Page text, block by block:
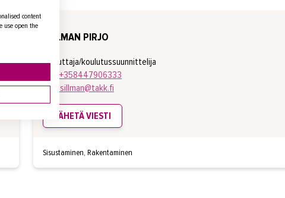
SILLMAN PIRJO
kouluttaja/koulutussuunnittelija
+358447906333
pirjo.sillman@takk.fi
LÄHETÄ VIESTI
Sisustaminen, Rakentaminen
content
use open the